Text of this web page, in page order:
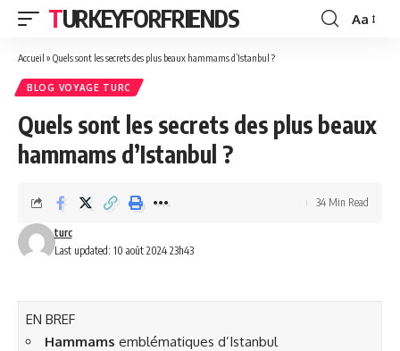
TURKEYFORFRIENDS
Font
Aa
Accueil » Quels sont les secrets des plus beaux hammams d’Istanbul ?
BLOG VOYAGE TURC
Quels sont les secrets des plus beaux
hammams d’Istanbul ?
Last updated: 10 août 2024 23h43
turc
34 Min Read
EN BREF
Hammams emblématiques d’Istanbul